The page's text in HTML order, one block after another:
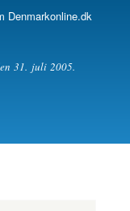
Denmarkonline.dk
31. juli 2005.